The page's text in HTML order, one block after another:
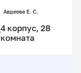
Авдеева Е. С.
4 корпус, 28
комната